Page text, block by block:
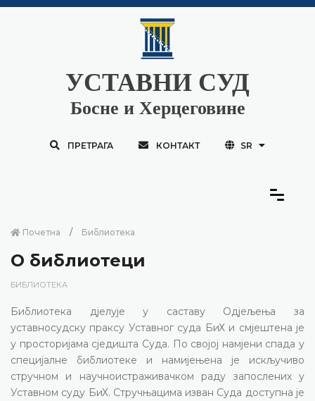
УСТАВНИ СУД
Босне и Херцеговине
ПРЕТРАГА КОНТАКТ SR
Почетна Библиотека
О библиотеци
БИБЛИОТЕКА
Библиотека дјелује у саставу Одјељења за
уставносудску праксу Уставног суда БиХ и смјештена је
у просторијама сједишта Суда. По својој намјени спада у
специјалне библиотеке и намијењена је искључиво
стручном и научноистраживачком раду запослених у
Уставном суду БиХ. Стручњацима изван Суда доступна је